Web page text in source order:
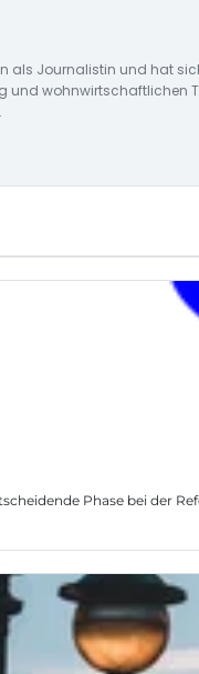
als Journalistin und hat
und wohnwirtschaftlichen
Phase bei der